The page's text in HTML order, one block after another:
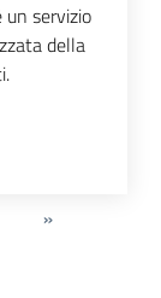
un servizio
della
»